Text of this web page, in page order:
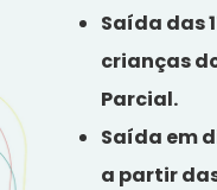
Saída das
crianças
Parcial.
Saída em
a partir